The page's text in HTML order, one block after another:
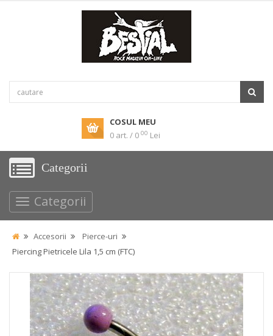
COSUL MEU
0 art. / 0 00 Lei
Categorii
Categorii
Accesorii
Pierce-uri
Piercing Pietricele Lila 1,5 cm (FTC)